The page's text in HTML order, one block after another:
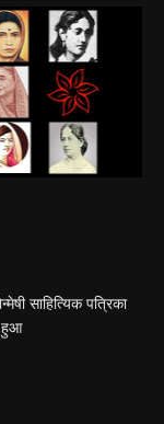
साहित्यिक पत्रिका
हुआ